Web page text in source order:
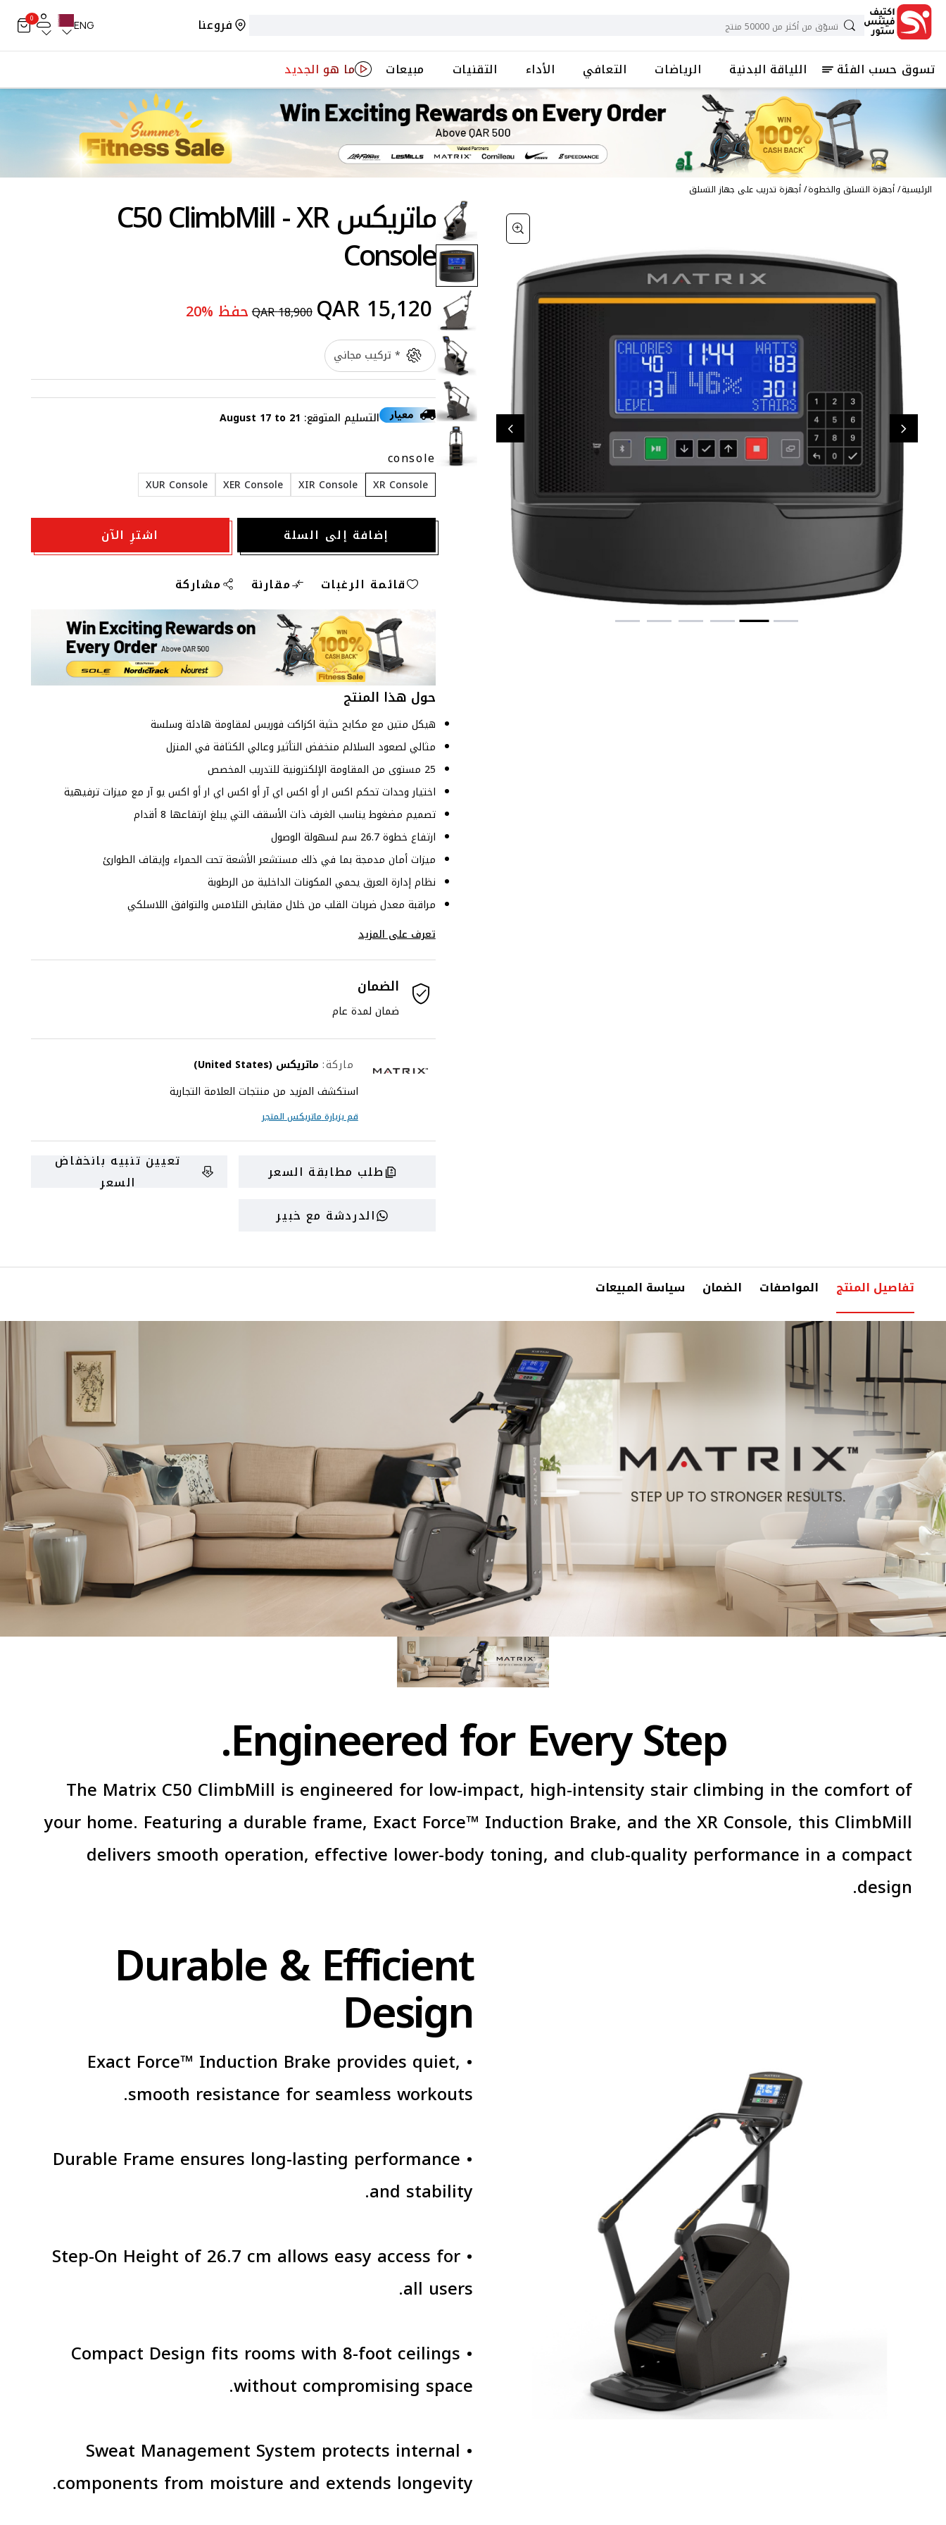
فروعنا ENG
0
تسوق حسب الفئة اللياقة البدنية الرياضات التعافي الأداء التقنيات مبيعات ما هو الجديد
الرئيسية أجهزة التسلق والخطوة أجهزة تدريب على جهاز التسلق
ماتريكس C50 ClimbMill - XR
Console
QAR 15,120
QAR18,900 حفظ 20%
* تركيب مجاني
التسليم المتوقع: August 17 to 21
console
XR Console
XIR Console
XER Console
XUR Console
إضافة إلى السلة اشترِ الآن
قائمة الرغبات مقارنة مشاركة
حول هذا المنتج
هيكل متين مع مكابح حثية اكزاكت فوريس لمقاومة هادئة وسلسة
مثالي لصعود السلالم منخفض التأثير وعالي الكثافة في المنزل
25 مستوى من المقاومة الإلكترونية للتدريب المخصص
اختيار وحدات تحكم اكس ار أو اكس اي آر أو اكس اي ار أو اكس يو آر مع ميزات ترفيهية
تصميم مضغوط يناسب الغرف ذات الأسقف التي يبلغ ارتفاعها 8 أقدام
ارتفاع خطوة 26.7 سم لسهولة الوصول
ميزات أمان مدمجة بما في ذلك مستشعر الأشعة تحت الحمراء وإيقاف الطوارئ
نظام إدارة العرق يحمي المكونات الداخلية من الرطوبة
مراقبة معدل ضربات القلب من خلال مقابض التلامس والتوافق اللاسلكي
تعرف على المزيد
الضمان
ضمان لمدة عام
ماركة: ماتريكس (United States)
استكشف المزيد من منتجات العلامة التجارية
قم بزيارةماتريكسالمتجر
طلب مطابقة السعر
تعيين تنبيه بانخفاض
السعر
الدردشة مع خبير
تفاصيل المنتج المواصفات الضمان سياسة المبيعات
Engineered for Every Step.
The Matrix C50 ClimbMill is engineered for low-impact, high-intensity stair climbing in the comfort of
your home. Featuring a durable frame, Exact Force™ Induction Brake, and the XR Console, this ClimbMill
delivers smooth operation, effective lower-body toning, and club-quality performance in a compact
design.
Durable & Efficient
Design
• Exact Force™ Induction Brake provides quiet,
smooth resistance for seamless workouts.
• Durable Frame ensures long-lasting performance
and stability.
• Step-On Height of 26.7 cm allows easy access for
all users.
• Compact Design fits rooms with 8-foot ceilings
without compromising space.
• Sweat Management System protects internal
components from moisture and extends longevity.